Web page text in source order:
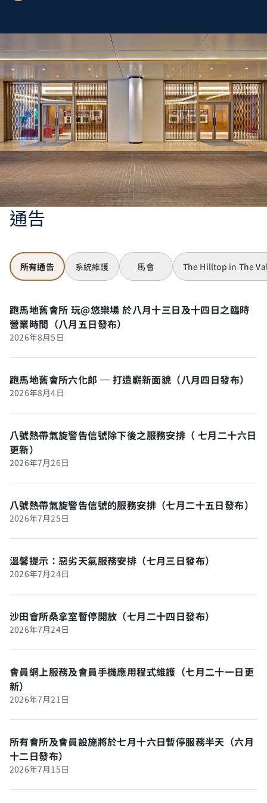
通告
所有通告 系統維護 馬會 The Hilltop in The
跑馬地舊會所 玩@悠樂場 於八月十三日及十四日之臨時
營業時間（八月五日發布）
2026年8月5日
跑馬地舊會所六化郎 ─ 打造嶄新面貌（八月四日發布）
2026年8月4日
八號熱帶氣旋警告信號除下後之服務安排（ 七月二十六日
更新）
2026年7月26日
八號熱帶氣旋警告信號的服務安排（七月二十五日發布）
2026年7月25日
溫馨提示：惡劣天氣服務安排（七月三日發布）
2026年7月24日
沙田會所桑拿室暫停開放（七月二十四日發布）
2026年7月24日
會員網上服務及會員手機應用程式維護（七月二十一日更
新）
2026年7月21日
所有會所及會員設施將於七月十六日暫停服務半天（六月
十二日發布）
2026年7月15日